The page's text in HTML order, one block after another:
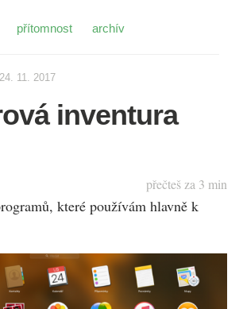
přítomnost archív
24. 11. 2017
inventura
přečteš za 3 min
které používám hlavně k